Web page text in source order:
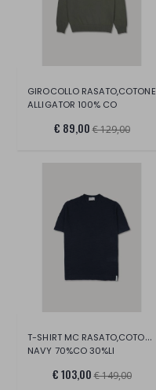
GIROCOLLO RASATO,COTONE
ALLIGATOR 100% CO
€ 89,00 € 129,00
T-SHIRT MC RASATO,COTONE/LINO
NAVY 70%CO 30%LI
€ 103,00 € 149,00